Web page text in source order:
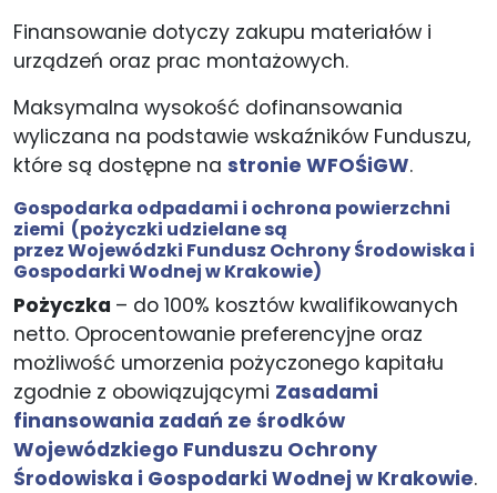
Finansowanie dotyczy zakupu materiałów i
urządzeń oraz prac montażowych.
Maksymalna wysokość dofinansowania
wyliczana na podstawie wskaźników Funduszu,
które są dostępne na stronie WFOŚiGW.
Gospodarka​ ​odpadami​ i ochrona powierzchni​
ziemi (pożyczki udzielane są
przez Wojewódzki Fundusz Ochrony Środowiska i
Gospodarki Wodnej w Krakowie)
Pożyczka – do 100% kosztów kwalifikowanych
netto. Oprocentowanie preferencyjne oraz
możliwość umorzenia pożyczonego kapitału
zgodnie z obowiązującymi Zasadami
finansowania zadań ze środków
Wojewódzkiego Funduszu Ochrony
Środowiska i Gospodarki Wodnej w Krakowie.